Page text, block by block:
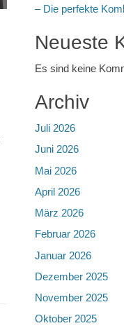
– Die perfekte
Neueste
Es sind keine
Archiv
Juli 2026
Juni 2026
Mai 2026
April 2026
März 2026
Februar 2026
Januar 2026
Dezember 2025
November 2025
Oktober 2025